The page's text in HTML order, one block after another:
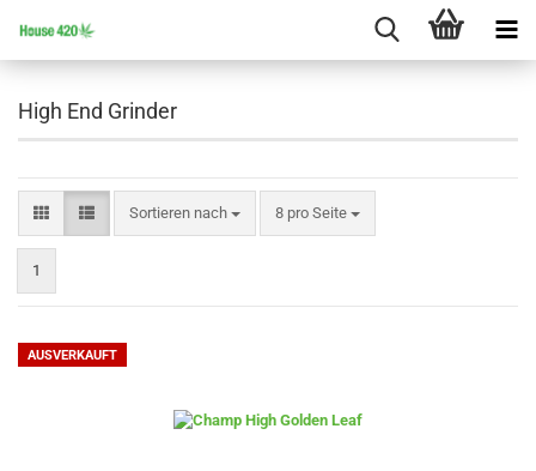
High End Grinder
Sortieren nach
Sortieren nach 8 pro Seite
pro Seite
1
AUSVERKAUFT